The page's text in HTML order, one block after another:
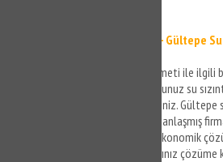
Gültepe Su Sızıntısı Tespiti - Gültepe
Gültepe su sızıntısı tespiti hizmeti ile
bizi arayabilir ve yaşamış olduğunuz su
sürede çözüme kavuşturabilirsiniz. Gültepe
konusunda kendi alanında uzmanlaşmış
işlemleriniz gerçekleştirilir ve ekonomik
olduğunuz su sızıntısı sorunlarınız